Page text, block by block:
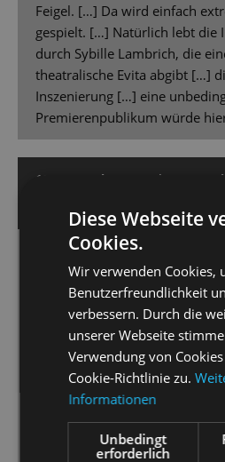
Feigel. […] Da wird einfach
gespielt. […] Natürlich lebt die
durch Sybille Lambrich, die
theatralische Evita abgibt […]
Inszenierung […] eine
Premierenpublikum würde
10. November 2025 | Jens
Kein Grund zu weinen?
„Evita“ kehrt mit einer
Bühne der Staatsoperette
Viel Applaus schon zwischen
Beifall am Schluss! […] Peter
mit Orchester, Chor und
musikalische Momente zum
Diese Webseite
Cookies.
Wir verwenden Cookies,
Benutzerfreundlichkeit
verbessern. Durch die
unserer Webseite
Verwendung von
Cookie-Richtlinie zu.
Informationen
Unbedingt
erforderlich